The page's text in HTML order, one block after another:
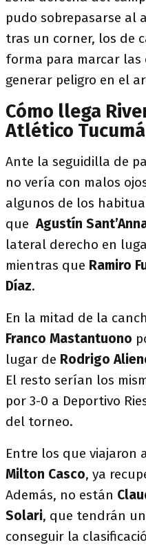
pudo sobrepasarse al
tras un corner, los de
forma para marcar las
generar peligro en el
Cómo llega
Atlético
Ante la seguidilla de
no vería con malos
algunos de los
queAgustín
lateral derecho en
mientras que Ramiro
Díaz.
En la mitad de la
Franco Mastantuono
lugar de Rodrigo
El resto serían los
por 3-0 a Deportivo
del torneo.
Entre los que viajaron
Milton Casco, ya
Además, no están
Solari, que tendrán
conseguir la